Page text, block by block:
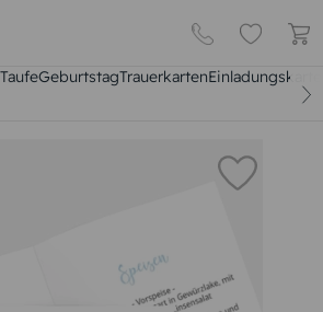
TaufeGeburtstagTrauerkarten